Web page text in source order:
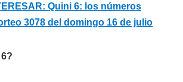
Quini 6: los números
3078 del domingo 16 de julio